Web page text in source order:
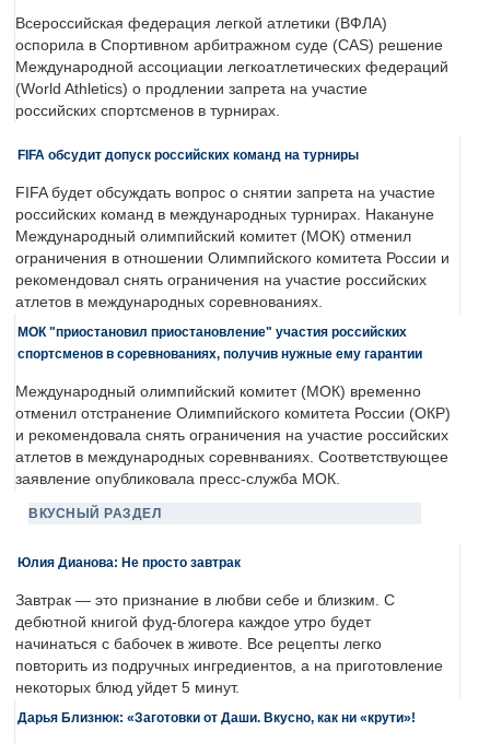
Всероссийская федерация легкой атлетики (ВФЛА)
оспорила в Спортивном арбитражном суде (CAS) решение
Международной ассоциации легкоатлетических федераций
(World Athletics) о продлении запрета на участие
российских спортсменов в турнирах.
FIFA обсудит допуск российских команд на турниры
FIFA будет обсуждать вопрос о снятии запрета на участие
российских команд в международных турнирах. Накануне
Международный олимпийский комитет (МОК) отменил
ограничения в отношении Олимпийского комитета России и
рекомендовал снять ограничения на участие российских
атлетов в международных соревнованиях.
МОК "приостановил приостановление" участия российских
спортсменов в соревнованиях, получив нужные ему гарантии
Международный олимпийский комитет (МОК) временно
отменил отстранение Олимпийского комитета России (ОКР)
и рекомендовала снять ограничения на участие российских
атлетов в международных соревнваниях. Соответствующее
заявление опубликовала пресс-служба МОК.
ВКУСНЫЙ РАЗДЕЛ
Юлия Дианова: Не просто завтрак
Завтрак — это признание в любви себе и близким. С
дебютной книгой фуд-блогера каждое утро будет
начинаться с бабочек в животе. Все рецепты легко
повторить из подручных ингредиентов, а на приготовление
некоторых блюд уйдет 5 минут.
Дарья Близнюк: «Заготовки от Даши. Вкусно, как ни «крути»!